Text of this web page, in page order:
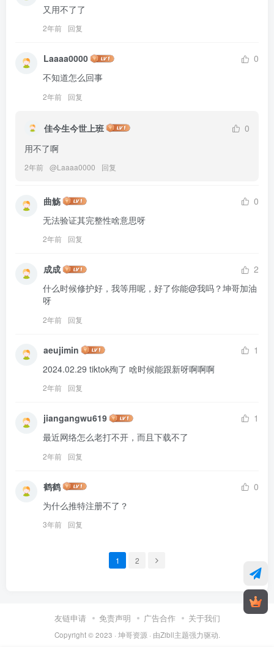
又用不了了
2年前 回复
Laaaa0000
0
不知道怎么回事
2年前 回复
佳今生今世上班
0
用不了啊
2年前 @Laaaa0000 回复
曲觞
0
无法验证其完整性啥意思呀
2年前 回复
成成
2
什么时候修护好，我等用呢，好了你能@我吗？坤哥加油
呀
2年前 回复
aeujimin
1
2024.02.29 tiktok殉了 啥时候能跟新呀啊啊啊
2年前 回复
jiangangwu619
1
最近网络怎么老打不开，而且下载不了
2年前 回复
鹤鹤
0
为什么推特注册不了？
3年前 回复
1 2
友链申请 免责声明 广告合作 关于我们
Copyright © 2023 · 坤哥资源 · 由Zibll主题强力驱动.